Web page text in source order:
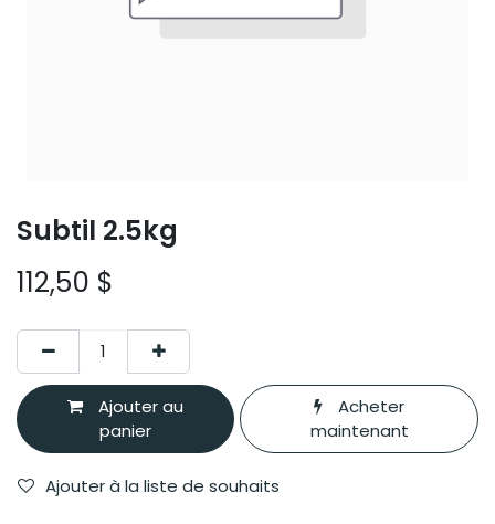
Subtil 2.5kg
112,50 $
Ajouter au
panier
Acheter
maintenant
Ajouter à la liste de souhaits